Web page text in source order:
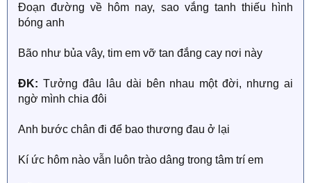
Đoạn đường về hôm nay, sao vắng tanh thiếu hình
bóng anh
Bão như bủa vây, tim em vỡ tan đắng cay nơi này
ĐK: Tưởng đâu lâu dài bên nhau một đời, nhưng ai
ngờ mình chia đôi
Anh bước chân đi để bao thương đau ở lại
Kí ức hôm nào vẫn luôn trào dâng trong tâm trí em